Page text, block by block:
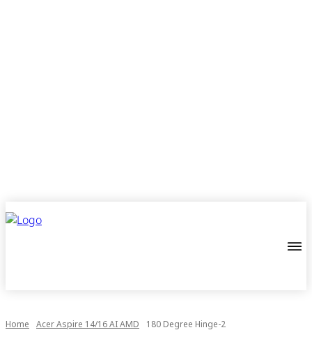
Home Acer Aspire 14/16 AI AMD 180 Degree Hinge-2